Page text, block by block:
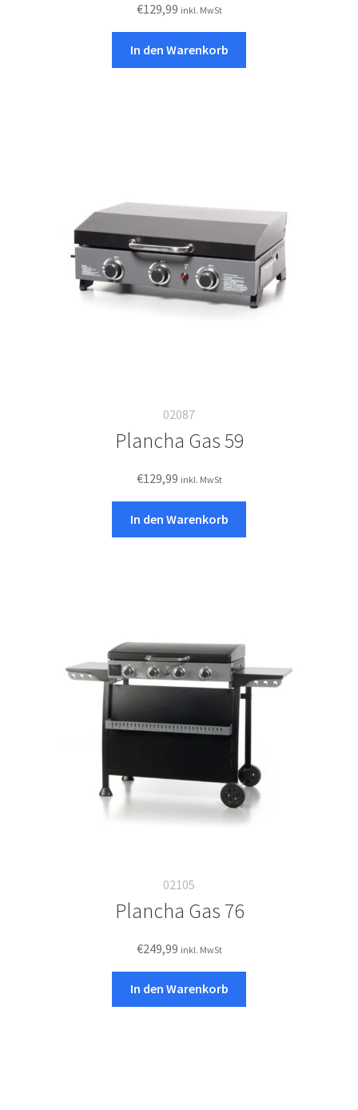
€129,99 inkl. MwSt
In den Warenkorb
02087
Plancha Gas 59
€129,99 inkl. MwSt
In den Warenkorb
02105
Plancha Gas 76
€249,99 inkl. MwSt
In den Warenkorb